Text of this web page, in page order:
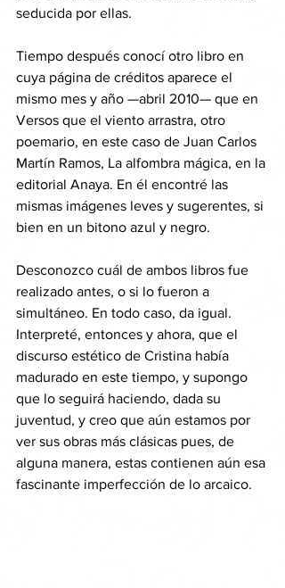
seducida por ellas.
Tiempo después conocí otro libro en
cuya página de créditos aparece el
mismo mes y año —abril 2010— que en
Versos que el viento arrastra, otro
poemario, en este caso de Juan Carlos
Martín Ramos, La alfombra mágica, en la
editorial Anaya. En él encontré las
mismas imágenes leves y sugerentes, si
bien en un bitono azul y negro.
Desconozco cuál de ambos libros fue
realizado antes, o si lo fueron a
simultáneo. En todo caso, da igual.
Interpreté, entonces y ahora, que el
discurso estético de Cristina había
madurado en este tiempo, y supongo
que lo seguirá haciendo, dada su
juventud, y creo que aún estamos por
ver sus obras más clásicas pues, de
alguna manera, estas contienen aún esa
fascinante imperfección de lo arcaico.